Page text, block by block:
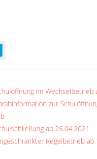
im Wechselbetrieb
zur
ab 26.04.2021
Regelbetrieb ab